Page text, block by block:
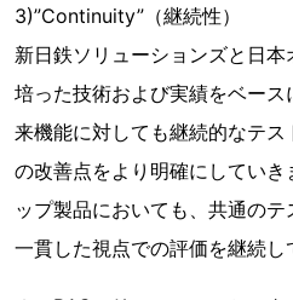
3)”Continuity”（継続性）
新日鉄ソリューションズと日
培った技術および実績をベー
来機能に対しても継続的なテ
の改善点をより明確にしてい
ップ製品においても、共通のテ
一貫した視点での評価を継続し